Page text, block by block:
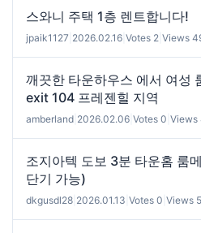
스와니 주택 1층 렌트합니다!
jpaik1127 2026.02.16 Votes 2 Views
깨끗한 타운하우스 에서 여성
exit 104 프레젠힐 지역
amberland 2026.02.06 Votes 0 Views
조지아텍 도보 3분 타운홈 룸
단기 가능)
dkgusdl28 2026.01.13 Votes 0 Views